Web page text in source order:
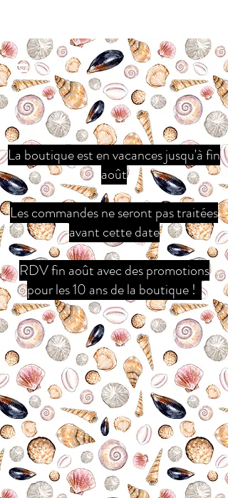
La boutique est en vacances jusqu'à fin
août
Les commandes ne seront pas traitées
avant cette date
RDV fin août avec des promotions
pour les 10 ans de la boutique !